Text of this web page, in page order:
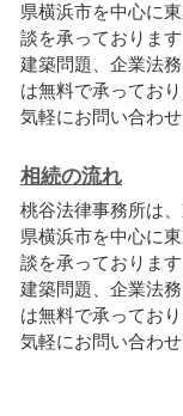
県横浜市を中心に
談を承っております
建築問題、企業法
は無料で承ってお
気軽にお問い合わせ
相続の流れ
桃谷法律事務所は
県横浜市を中心に
談を承っております
建築問題、企業法
は無料で承ってお
気軽にお問い合わせ